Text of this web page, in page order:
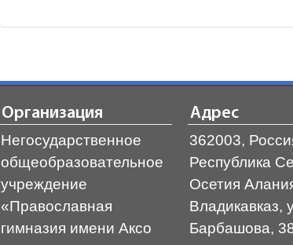
Организация
Негосударственное
общеобразовательное
учреждение
«Православная
гимназия имени Аксо
Адрес
362003,
Республика
Осетия
Владикавказ,
Барбашова,